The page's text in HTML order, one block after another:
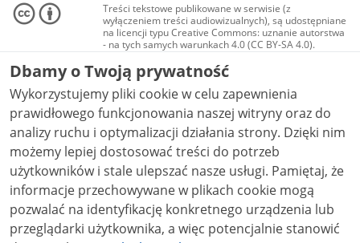
Treści tekstowe publikowane w serwisie (z
wyłączeniem treści audiowizualnych), są udostępniane
na licencji typu Creative Commons: uznanie autorstwa
- na tych samych warunkach 4.0 (CC BY-SA 4.0).
Materiały audiowizualne, w tym zdjęcia, materiały
audio i wideo, są udostępniane na licencji typu
Creative Commons: uznanie autorstwa użycie
niekomercyjne - bez utworów zależnych 4.0 (CC BY-
NC-ND 4.0), o ile nie jest to stwierdzone inaczej.
Dbamy o Twoją prywatność
Wykorzystujemy pliki cookie w celu zapewnienia
prawidłowego funkcjonowania naszej witryny oraz do
analizy ruchu i optymalizacji działania strony. Dzięki nim
możemy lepiej dostosować treści do potrzeb
użytkowników i stale ulepszać nasze usługi. Pamiętaj, że
informacje przechowywane w plikach cookie mogą
pozwalać na identyfikację konkretnego urządzenia lub
przeglądarki użytkownika, a więc potencjalnie stanowić